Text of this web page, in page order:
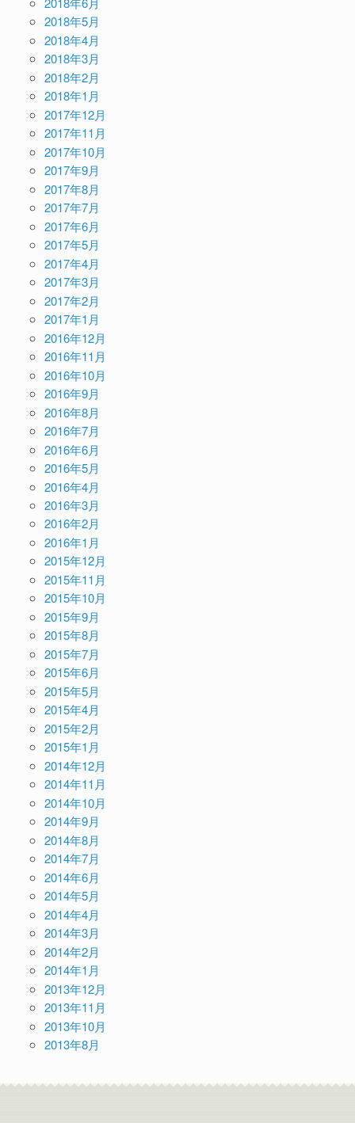
2018年5月
2018年4月
2018年3月
2018年2月
2018年1月
2017年12月
2017年11月
2017年10月
2017年9月
2017年8月
2017年7月
2017年6月
2017年5月
2017年4月
2017年3月
2017年2月
2017年1月
2016年12月
2016年11月
2016年10月
2016年9月
2016年8月
2016年7月
2016年6月
2016年5月
2016年4月
2016年3月
2016年2月
2016年1月
2015年12月
2015年11月
2015年10月
2015年9月
2015年8月
2015年7月
2015年6月
2015年5月
2015年4月
2015年2月
2015年1月
2014年12月
2014年11月
2014年10月
2014年9月
2014年8月
2014年7月
2014年6月
2014年5月
2014年4月
2014年3月
2014年2月
2014年1月
2013年12月
2013年11月
2013年10月
2013年8月